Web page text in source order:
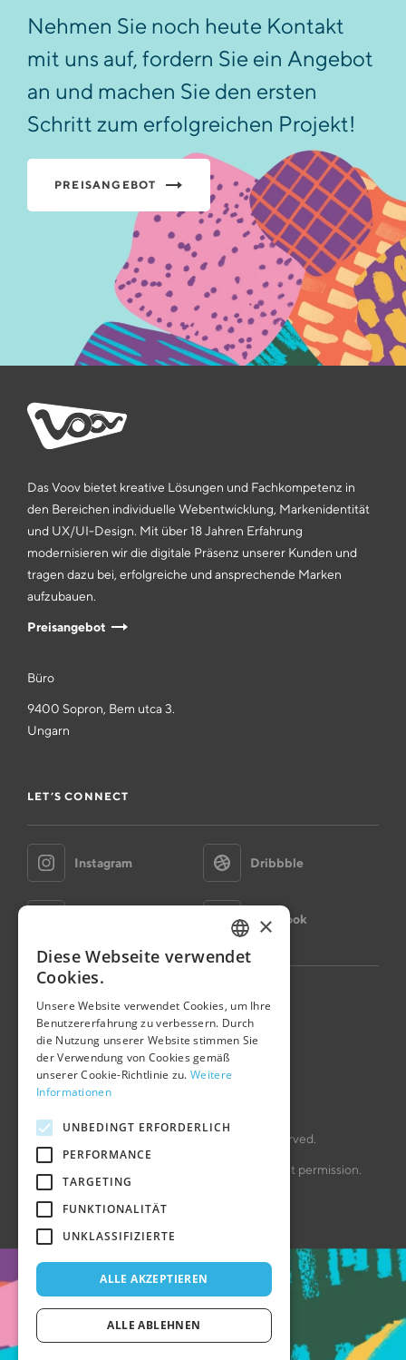
Nehmen Sie noch heute Kontakt
mit uns auf, fordern Sie ein Angebot
an und machen Sie den ersten
Schritt zum erfolgreichen Projekt!
PREISANGEBOT
Das Voov bietet kreative Lösungen und Fachkompetenz in
den Bereichen individuelle Webentwicklung, Markenidentität
und UX/UI-Design. Mit über 18 Jahren Erfahrung
modernisieren wir die digitale Präsenz unserer Kunden und
tragen dazu bei, erfolgreiche und ansprechende Marken
aufzubauen.
Preisangebot
Büro
9400 Sopron, Bem utca 3.
Ungarn
LET’S CONNECT
Instagram Dribbble
Facebook
Datenschutzerklärung
Cookie policy
Impressum
Copyright © 2006 – 2026 Voov. All rights reserved.
All images and content may not be used without permission.
Made in Sopron
HUNGARIAN
ENGLISH
GERMAN
×
Diese Webseite verwendet
Cookies.
Unsere Website verwendet Cookies, um Ihre
Benutzererfahrung zu verbessern. Durch
die Nutzung unserer Website stimmen Sie
der Verwendung von Cookies gemäß
unserer Cookie-Richtlinie zu. Weitere
Informationen
UNBEDINGT ERFORDERLICH
PERFORMANCE
TARGETING
FUNKTIONALITÄT
UNKLASSIFIZIERTE
ALLE AKZEPTIEREN
ALLE ABLEHNEN